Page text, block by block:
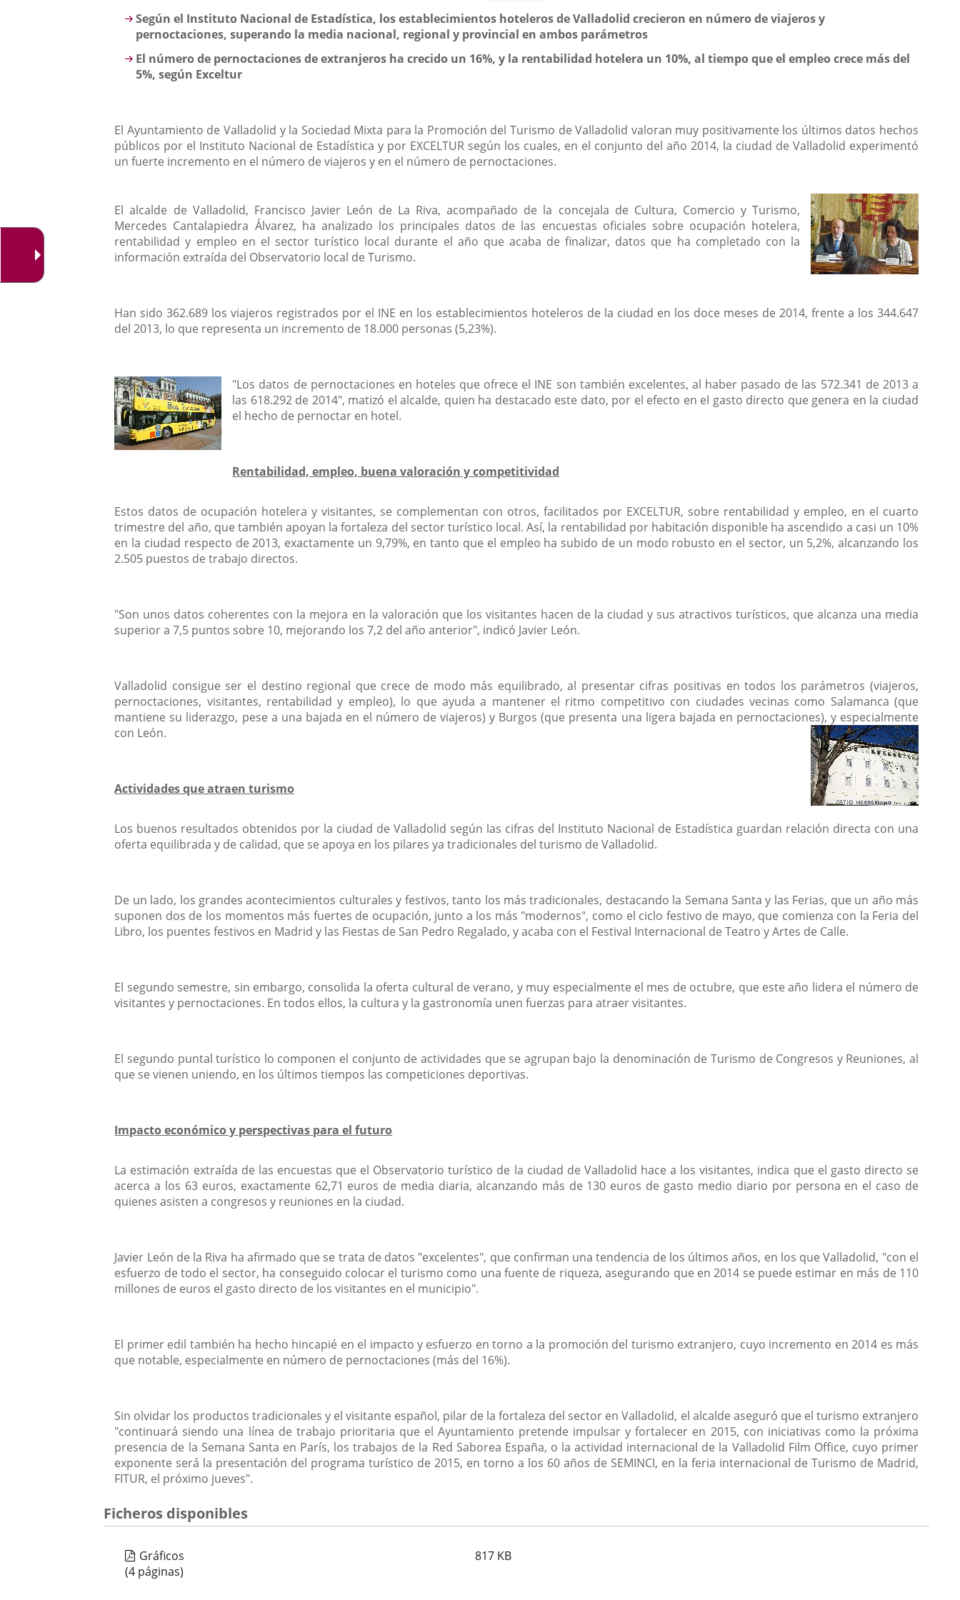
aplicaciónDescripción
Según el Instituto Nacional de Estadística, los establecimientos hoteleros de Valladolid crecieron en número de viajeros y
pernoctaciones, superando la media nacional, regional y provincial en ambos parámetros
El número de pernoctaciones de extranjeros ha crecido un 16%, y la rentabilidad hotelera un 10%, al tiempo que el empleo crece más del
5%, según Exceltur
El Ayuntamiento de Valladolid y la Sociedad Mixta para la Promoción del Turismo de Valladolid valoran muy positivamente los últimos datos hechos
públicos por el Instituto Nacional de Estadística y por EXCELTUR según los cuales, en el conjunto del año 2014, la ciudad de Valladolid experimentó
un fuerte incremento en el número de viajeros y en el número de pernoctaciones.
El alcalde de Valladolid, Francisco Javier León de La Riva, acompañado de la concejala de Cultura, Comercio y Turismo,
Mercedes Cantalapiedra Álvarez, ha analizado los principales datos de las encuestas oficiales sobre ocupación hotelera,
rentabilidad y empleo en el sector turístico local durante el año que acaba de finalizar, datos que ha completado con la
información extraída del Observatorio local de Turismo.
Han sido 362.689 los viajeros registrados por el INE en los establecimientos hoteleros de la ciudad en los doce meses de 2014, frente a los 344.647
del 2013, lo que representa un incremento de 18.000 personas (5,23%).
"Los datos de pernoctaciones en hoteles que ofrece el INE son también excelentes, al haber pasado de las 572.341 de 2013 a
las 618.292 de 2014", matizó el alcalde, quien ha destacado este dato, por el efecto en el gasto directo que genera en la ciudad
el hecho de pernoctar en hotel.
Rentabilidad, empleo, buena valoración y competitividad
Estos datos de ocupación hotelera y visitantes, se complementan con otros, facilitados por EXCELTUR, sobre rentabilidad y empleo, en el cuarto
trimestre del año, que también apoyan la fortaleza del sector turístico local. Así, la rentabilidad por habitación disponible ha ascendido a casi un 10%
en la ciudad respecto de 2013, exactamente un 9,79%, en tanto que el empleo ha subido de un modo robusto en el sector, un 5,2%, alcanzando los
2.505 puestos de trabajo directos.
"Son unos datos coherentes con la mejora en la valoración que los visitantes hacen de la ciudad y sus atractivos turísticos, que alcanza una media
superior a 7,5 puntos sobre 10, mejorando los 7,2 del año anterior", indicó Javier León.
Valladolid consigue ser el destino regional que crece de modo más equilibrado, al presentar cifras positivas en todos los parámetros (viajeros,
pernoctaciones, visitantes, rentabilidad y empleo), lo que ayuda a mantener el ritmo competitivo con ciudades vecinas como Salamanca (que
mantiene su liderazgo, pese a una bajada en el número de viajeros) y Burgos (que presenta una ligera bajada en pernoctaciones), y especialmente
con León.
Actividades que atraen turismo
Los buenos resultados obtenidos por la ciudad de Valladolid según las cifras del Instituto Nacional de Estadística guardan relación directa con una
oferta equilibrada y de calidad, que se apoya en los pilares ya tradicionales del turismo de Valladolid.
De un lado, los grandes acontecimientos culturales y festivos, tanto los más tradicionales, destacando la Semana Santa y las Ferias, que un año más
suponen dos de los momentos más fuertes de ocupación, junto a los más "modernos", como el ciclo festivo de mayo, que comienza con la Feria del
Libro, los puentes festivos en Madrid y las Fiestas de San Pedro Regalado, y acaba con el Festival Internacional de Teatro y Artes de Calle.
El segundo semestre, sin embargo, consolida la oferta cultural de verano, y muy especialmente el mes de octubre, que este año lidera el número de
visitantes y pernoctaciones. En todos ellos, la cultura y la gastronomía unen fuerzas para atraer visitantes.
El segundo puntal turístico lo componen el conjunto de actividades que se agrupan bajo la denominación de Turismo de Congresos y Reuniones, al
que se vienen uniendo, en los últimos tiempos las competiciones deportivas.
Impacto económico y perspectivas para el futuro
La estimación extraída de las encuestas que el Observatorio turístico de la ciudad de Valladolid hace a los visitantes, indica que el gasto directo se
acerca a los 63 euros, exactamente 62,71 euros de media diaria, alcanzando más de 130 euros de gasto medio diario por persona en el caso de
quienes asisten a congresos y reuniones en la ciudad.
Javier León de la Riva ha afirmado que se trata de datos "excelentes", que confirman una tendencia de los últimos años, en los que Valladolid, "con el
esfuerzo de todo el sector, ha conseguido colocar el turismo como una fuente de riqueza, asegurando que en 2014 se puede estimar en más de 110
millones de euros el gasto directo de los visitantes en el municipio".
El primer edil también ha hecho hincapié en el impacto y esfuerzo en torno a la promoción del turismo extranjero, cuyo incremento en 2014 es más
que notable, especialmente en número de pernoctaciones (más del 16%).
Sin olvidar los productos tradicionales y el visitante español, pilar de la fortaleza del sector en Valladolid, el alcalde aseguró que el turismo extranjero
"continuará siendo una línea de trabajo prioritaria que el Ayuntamiento pretende impulsar y fortalecer en 2015, con iniciativas como la próxima
presencia de la Semana Santa en París, los trabajos de la Red Saborea España, o la actividad internacional de la Valladolid Film Office, cuyo primer
exponente será la presentación del programa turístico de 2015, en torno a los 60 años de SEMINCI, en la feria internacional de Turismo de Madrid,
FITUR, el próximo jueves".
Ficheros disponibles
Gráficos 817 KB
(4 páginas)